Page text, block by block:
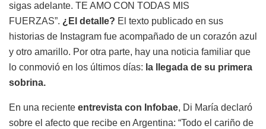
sigas adelante. TE AMO CON TODAS MIS
FUERZAS”. ¿El detalle? El texto publicado en sus
historias de Instagram fue acompañado de un corazón azul
y otro amarillo. Por otra parte, hay una noticia familiar que
lo conmovió en los últimos días: la llegada de su primera
sobrina.
En una reciente entrevista con Infobae, Di María declaró
sobre el afecto que recibe en Argentina: “Todo el cariño de